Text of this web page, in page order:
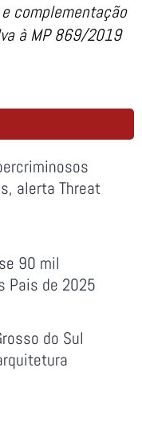
complementação
à MP 869/2019
alerta Threat
90 mil
Pais de 2025
do Sul